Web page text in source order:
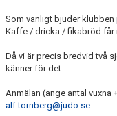
Som vanligt bjuder
Kaffe / dricka / fikabröd får
Då vi är precis bredvid två
känner för det.
Anmälan (ange antal vuxna
alf.tornberg@judo.se